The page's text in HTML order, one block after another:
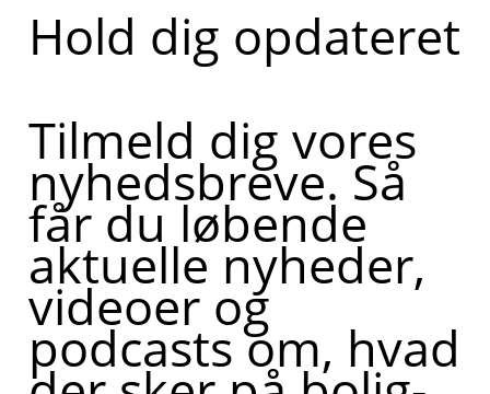
Hold dig opdateret
Tilmeld dig vores
nyhedsbreve. Så
får du løbende
aktuelle nyheder,
videoer og
podcasts om, hvad